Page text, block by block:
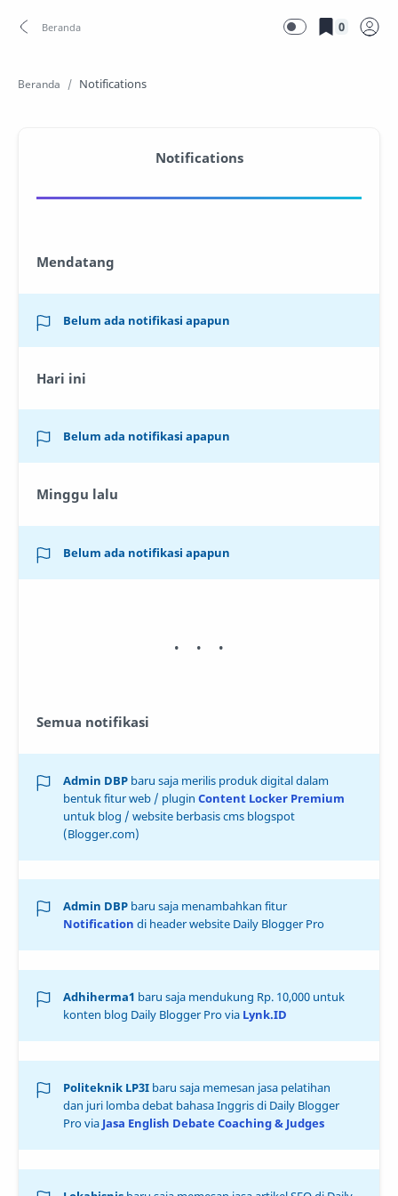
0
Beranda
Notifications
Mendatang
Belum ada notifikasi apapun
Hari ini
Belum ada notifikasi apapun
Minggu lalu
Belum ada notifikasi apapun
Semua notifikasi
Admin DBP baru saja merilis produk digital dalam
bentuk fitur web / plugin Content Locker Premium
untuk blog / website berbasis cms blogspot
(Blogger.com)
Admin DBP baru saja menambahkan fitur
Notification di header website Daily Blogger Pro
Adhiherma1 baru saja mendukung Rp. 10,000 untuk
konten blog Daily Blogger Pro via Lynk.ID
Politeknik LP3I baru saja memesan jasa pelatihan
dan juri lomba debat bahasa Inggris di Daily Blogger
Pro via Jasa English Debate Coaching & Judges